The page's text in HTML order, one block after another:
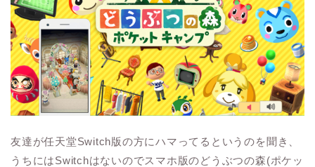
友達が任天堂Switch版の方にハマってるというのを聞き、
うちにはSwitchはないのでスマホ版のどうぶつの森(ポケッ